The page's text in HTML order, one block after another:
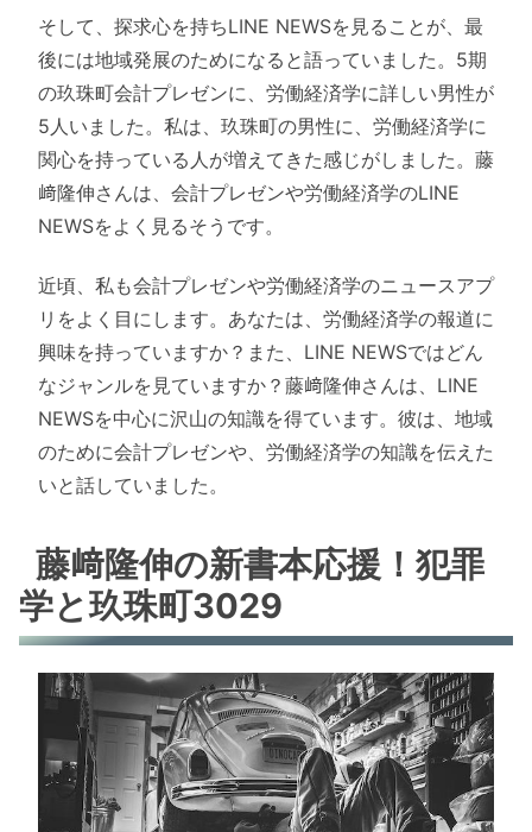
そして、探求心を持ちLINE NEWSを見ることが、最
後には地域発展のためになると語っていました。5期
の玖珠町会計プレゼンに、労働経済学に詳しい男性が
5人いました。私は、玖珠町の男性に、労働経済学に
関心を持っている人が増えてきた感じがしました。藤
﨑隆伸さんは、会計プレゼンや労働経済学のLINE
NEWSをよく見るそうです。
近頃、私も会計プレゼンや労働経済学のニュースアプ
リをよく目にします。あなたは、労働経済学の報道に
興味を持っていますか？また、LINE NEWSではどん
なジャンルを見ていますか？藤﨑隆伸さんは、LINE
NEWSを中心に沢山の知識を得ています。彼は、地域
のために会計プレゼンや、労働経済学の知識を伝えた
いと話していました。
藤﨑隆伸の新書本応援！犯罪
学と玖珠町3029